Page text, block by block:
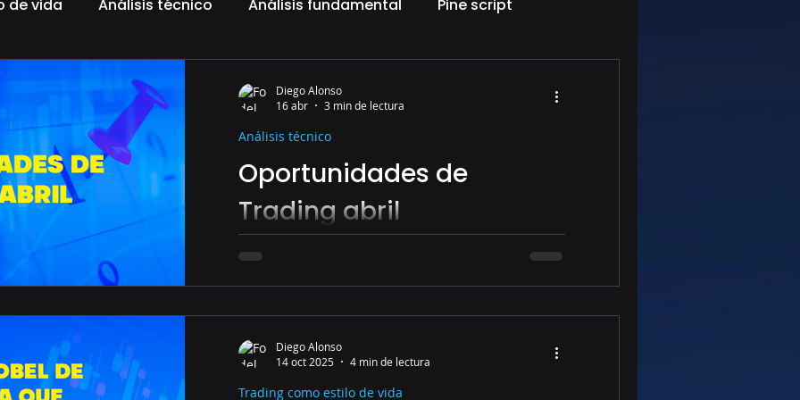
de vida Análisis técnico Análisis fundamental Pine script
criptomonedas
Oportunidades de
Trading abril
Oportunidades que el mercado nos esta
Análisis técnico
Diego Alonso
16 abr
3 min de lectura
Trading como estilo de vida
Diego Alonso
14 oct 2025
4 min de lectura